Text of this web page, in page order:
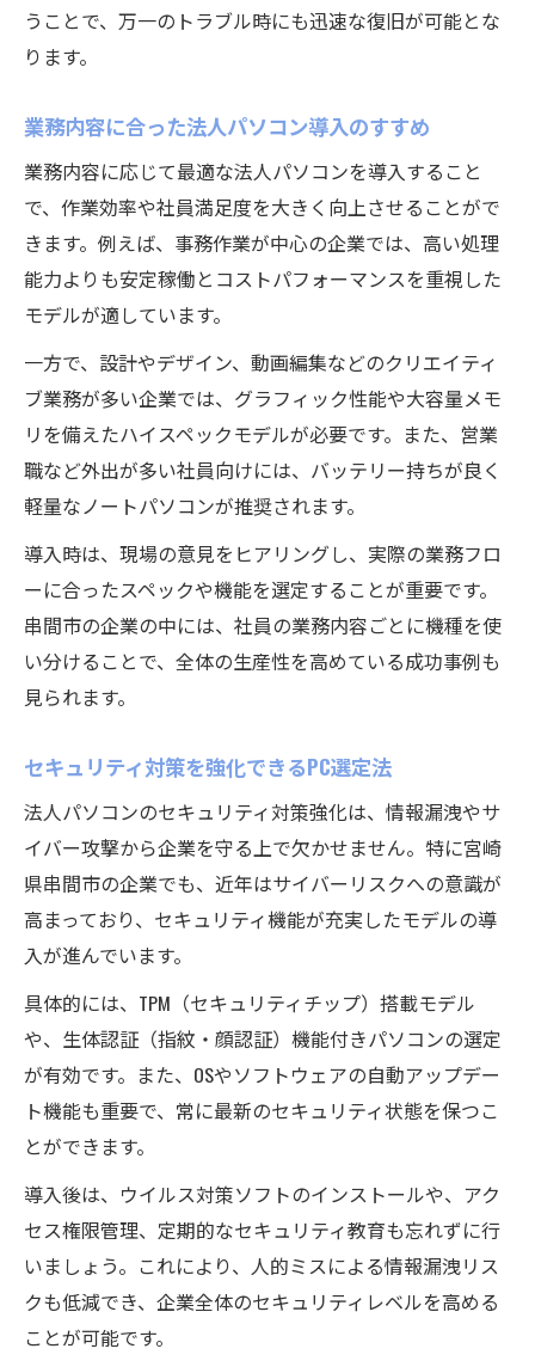
うことで、万一のトラブル時にも迅速な復旧が可能とな
ります。
業務内容に合った法人パソコン導入のすすめ
業務内容に応じて最適な法人パソコンを導入すること
で、作業効率や社員満足度を大きく向上させることがで
きます。例えば、事務作業が中心の企業では、高い処理
能力よりも安定稼働とコストパフォーマンスを重視した
モデルが適しています。
一方で、設計やデザイン、動画編集などのクリエイティ
ブ業務が多い企業では、グラフィック性能や大容量メモ
リを備えたハイスペックモデルが必要です。また、営業
職など外出が多い社員向けには、バッテリー持ちが良く
軽量なノートパソコンが推奨されます。
導入時は、現場の意見をヒアリングし、実際の業務フロ
ーに合ったスペックや機能を選定することが重要です。
串間市の企業の中には、社員の業務内容ごとに機種を使
い分けることで、全体の生産性を高めている成功事例も
見られます。
セキュリティ対策を強化できるPC選定法
法人パソコンのセキュリティ対策強化は、情報漏洩やサ
イバー攻撃から企業を守る上で欠かせません。特に宮崎
県串間市の企業でも、近年はサイバーリスクへの意識が
高まっており、セキュリティ機能が充実したモデルの導
入が進んでいます。
具体的には、TPM（セキュリティチップ）搭載モデル
や、生体認証（指紋・顔認証）機能付きパソコンの選定
が有効です。また、OSやソフトウェアの自動アップデー
ト機能も重要で、常に最新のセキュリティ状態を保つこ
とができます。
導入後は、ウイルス対策ソフトのインストールや、アク
セス権限管理、定期的なセキュリティ教育も忘れずに行
いましょう。これにより、人的ミスによる情報漏洩リス
クも低減でき、企業全体のセキュリティレベルを高める
ことが可能です。